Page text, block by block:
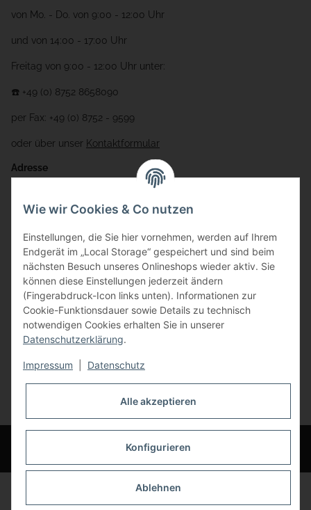
von Mo. - Do. von 9:00 - 12:00 Uhr
und von 14:00 - 17:00 Uhr
Freitag von 9:00 - 12:00 Uhr unter:
☎️ +49 (0) 8752 8658090
per Fax: +49 (0) 8752 - 9599
oder über unser Kontaktformular
Adresse
Gewerbering 17
84072 Au i.d. Hallertau
info@bauer-tore.de
Vertrag widerrufen
* Alle Preise inkl. gesetzlicher USt., zzgl.Versand
© Bauer-Systemtechnik GmbH - Technische Änderungen und Irrtümer
vorbehalten
Wie wir Cookies & Co nutzen
Einstellungen, die Sie hier vornehmen, werden auf Ihrem
Endgerät im „Local Storage“ gespeichert und sind beim
nächsten Besuch unseres Onlineshops wieder aktiv. Sie
können diese Einstellungen jederzeit ändern
(Fingerabdruck-Icon links unten). Informationen zur
Cookie-Funktionsdauer sowie Details zu technisch
notwendigen Cookies erhalten Sie in unserer
Datenschutzerklärung.
Impressum Datenschutz
Alle akzeptieren
Konfigurieren
Ablehnen